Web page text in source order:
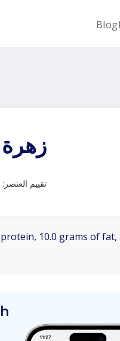
Blog
تقييم العنصر:
10.0 grams of fat,